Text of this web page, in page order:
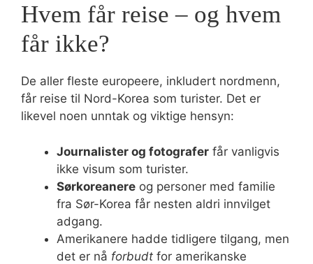
Hvem får reise – og hvem
får ikke?
De aller fleste europeere, inkludert nordmenn,
får reise til Nord-Korea som turister. Det er
likevel noen unntak og viktige hensyn:
Journalister og fotografer får vanligvis
ikke visum som turister.
Sørkoreanere og personer med familie
fra Sør-Korea får nesten aldri innvilget
adgang.
Amerikanere hadde tidligere tilgang, men
det er nå forbudt for amerikanske